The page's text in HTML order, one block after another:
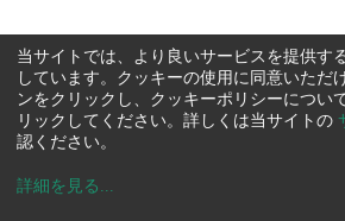
当サイトでは、より良いサービスを提供す
しています。クッキーの使用に同意いただ
ンをクリックし、クッキーポリシーについ
リックしてください。詳しくは当サイトの
認ください。
詳細を見る ...